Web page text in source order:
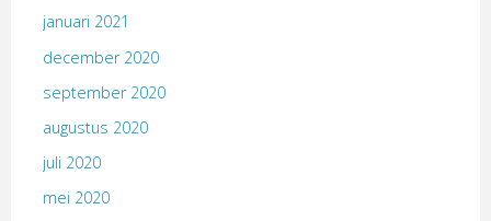
januari 2021
december 2020
september 2020
augustus 2020
juli 2020
mei 2020